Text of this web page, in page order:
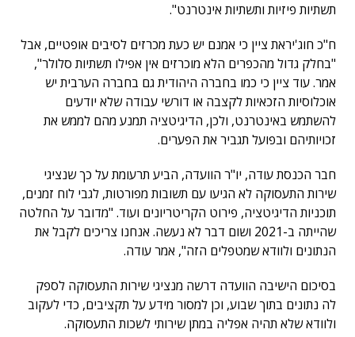
תשתיות פיזיות ותשתיות אינטרנט".
ח"כ חוג'יראת ציין כי אמנם יש כעת מכרזים לסיבים אופטיים, אבל
"בחלק גדול מהכפרים הלא מוכרזים אין אפילו תשתיות סלולר",
אמר. עוד ציין כי כמו בחברה היהודית גם בחברה הערבית יש
אוכלוסיות הזכאיות לקצבה או דורשי עבודה שלא יודעים
להשתמש באינטרנט, ולכן, הדיגיטציה תמנע מהם לממש את
זכויותיהם ובפועל תגביר את הפערים.
חבר הכנסת עודה, יו"ר הוועדה, הביע תרעומת על כך שנציגי
שירות התעסוקה לא הגיעו עם תשובות מפורטות, לגבי לוח זמנים,
תוכניות הדיגיטציה, פירוט הקריטריונים ועוד. "מדובר על החלטה
שהייתה ב-2021 ושום דבר לא נעשה. אנחנו צריכים לקבל את
הנתונים ולוודא שמטפלים הזה", אמר עודה.
בסיכום הישיבה הוועדה דרשה מנציגי שירות התעסוקה לספק
לה נתונים בתוך שבוע, וכן למסור מידע על תקציבים, כדי לעקוב
ולוודא שלא תהיה אפליה במתן שירותי לשכות התעסוקה.